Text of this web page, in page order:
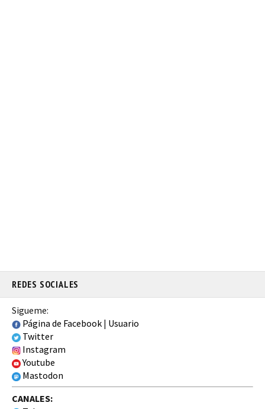
REDES SOCIALES
Sigueme:
Página de Facebook | Usuario
Twitter
Instagram
Youtube
Mastodon
CANALES: